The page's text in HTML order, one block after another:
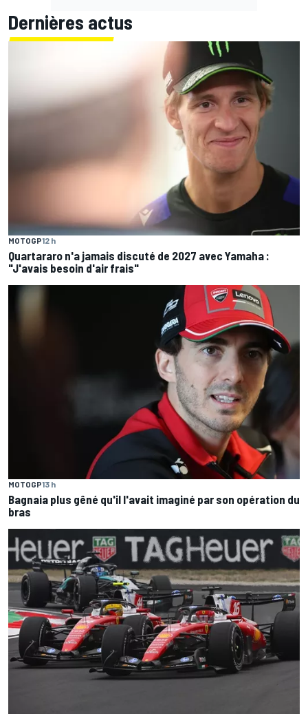
Dernières actus
MOTOGP12 h
Quartararo n'a jamais discuté de 2027 avec Yamaha :
"J'avais besoin d'air frais"
MOTOGP13 h
Bagnaia plus gêné qu'il l'avait imaginé par son opération du
bras